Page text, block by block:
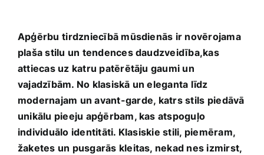
TV un Sadzīves tehnika
Zoo preces
Apģērbu⁢ tirdzniecībā mūsdienās ir novērojama‌
plaša stilu un tendences‍ daudzveidība,kas‍
attiecas uz katru patērētāju gaumi un
vajadzībām. No klasiskā un eleganta līdz
modernajam un avant-garde,⁢ katrs stils ⁣piedāvā
unikālu pieeju apģērbam, kas‌ atspoguļo
‌individuālo ​identitāti. Klasiskie stili, piemēram, ​
žaketes un pusgarās kleitas, nekad nes izmirst,